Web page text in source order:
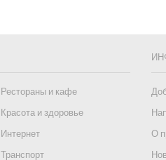
Рестораны и кафе
Красота и здоровье
Интернет
Транспорт
О